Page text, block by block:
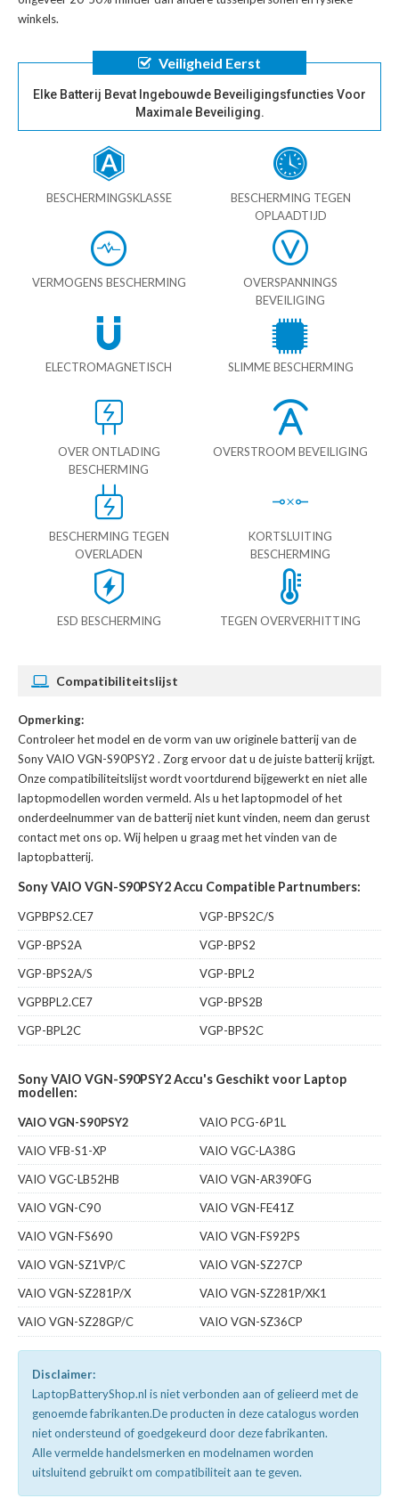
winkels.
Veiligheid Eerst
Elke Batterij Bevat Ingebouwde Beveiligingsfuncties Voor
Maximale Beveiliging.
BESCHERMINGSKLASSE
BESCHERMING TEGEN
OPLAADTIJD
VERMOGENS BESCHERMING
OVERSPANNINGS
BEVEILIGING
ELECTROMAGNETISCH SLIMME BESCHERMING
OVER ONTLADING
BESCHERMING
OVERSTROOM BEVEILIGING
BESCHERMING TEGEN
OVERLADEN
KORTSLUITING
BESCHERMING
ESD BESCHERMING TEGEN OVERVERHITTING
Compatibiliteitslijst
Opmerking:
Controleer het model en de vorm van uw originele batterij van de
Sony VAIO VGN-S90PSY2 . Zorg ervoor dat u de juiste batterij krijgt.
Onze compatibiliteitslijst wordt voortdurend bijgewerkt en niet alle
laptopmodellen worden vermeld. Als u het laptopmodel of het
onderdeelnummer van de batterij niet kunt vinden, neem dan gerust
contact met ons op. Wij helpen u graag met het vinden van de
laptopbatterij.
Sony VAIO VGN-S90PSY2 Accu Compatible Partnumbers:
VGPBPS2.CE7
VGP-BPS2C/S
VGP-BPS2A
VGP-BPS2
VGP-BPS2A/S
VGP-BPL2
VGPBPL2.CE7
VGP-BPS2B
VGP-BPL2C
VGP-BPS2C
Sony VAIO VGN-S90PSY2 Accu's Geschikt voor Laptop
modellen:
VAIO VGN-S90PSY2
VAIO PCG-6P1L
VAIO VFB-S1-XP
VAIO VGC-LA38G
VAIO VGC-LB52HB
VAIO VGN-AR390FG
VAIO VGN-C90
VAIO VGN-FE41Z
VAIO VGN-FS690
VAIO VGN-FS92PS
VAIO VGN-SZ1VP/C
VAIO VGN-SZ27CP
VAIO VGN-SZ281P/X
VAIO VGN-SZ281P/XK1
VAIO VGN-SZ28GP/C
VAIO VGN-SZ36CP
Disclaimer:
LaptopBatteryShop.nl is niet verbonden aan of gelieerd met de
genoemde fabrikanten.De producten in deze catalogus worden
niet ondersteund of goedgekeurd door deze fabrikanten.
Alle vermelde handelsmerken en modelnamen worden
uitsluitend gebruikt om compatibiliteit aan te geven.